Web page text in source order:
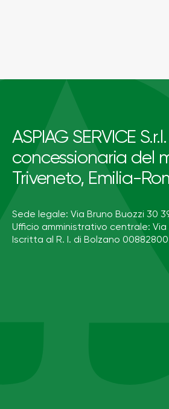
ASPIAG SERVICE S.r.l.
concessionaria del
Triveneto, Emilia-
Sede legale: Via Bruno Buozzi 30
Ufficio amministrativo centrale: Via
Iscritta al R. I. di Bolzano